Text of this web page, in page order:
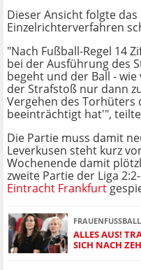
Dieser Ansicht folgte
Einzelrichterverfahren
"Nach Fußball-Regel 14
bei der Ausführung des
begeht und der Ball -
der Strafstoß nur dann
Vergehen des Torhüters
beeinträchtigt hat'",
Die Partie muss damit
Leverkusen steht kurz
Wochenende damit
zweite Partie der Liga
Eintracht Frankfurt
FRAUENFUSSBALL
ALLES AUS!
SICH NACH